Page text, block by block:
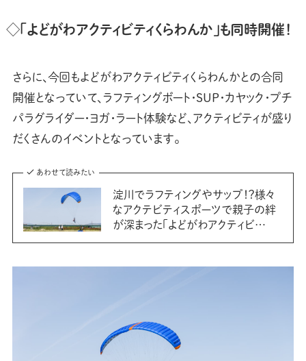
◇「よどがわアクティビティくらわんか」も同時開催！
さらに、今回もよどがわアクティビティくらわんかとの合同
開催となっていて、ラフティングボート・SUP・カヤック・プチ
パラグライダー・ヨガ・ラート体験など、アクティビティが盛り
だくさんのイベントとなっています。
あわせて読みたい
淀川でラフティングやサップ！？様々
なアクテビティスポーツで親子の絆
が深まった「よどがわアクティビ…